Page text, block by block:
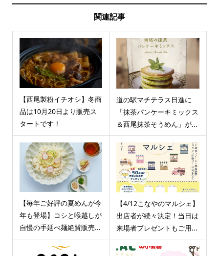
関連記事
【西尾製粉イチオシ】冬商
品は10月20日より販売ス
タートです！
道の駅マチテラス日進に
「抹茶パンケーキミックス
＆西尾抹茶そうめん」が...
【毎年ご好評の夏めんが今
年も登場】コシと喉越しが
自慢の手延べ麺絶賛販売...
【4/12こなやのマルシェ】
出店者が続々決定！当日は
来場者プレゼントもご用...